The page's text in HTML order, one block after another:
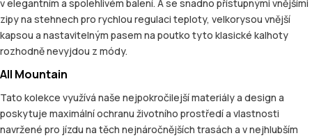
v elegantním a spolehlivém balení. A se snadno přístupnými vnějšími
zipy na stehnech pro rychlou regulaci teploty, velkorysou vnější
kapsou a nastavitelným pasem na poutko tyto klasické kalhoty
rozhodně nevyjdou z módy.
All Mountain
Tato kolekce využívá naše nejpokročilejší materiály a design a
poskytuje maximální ochranu životního prostředí a vlastnosti
navržené pro jízdu na těch nejnáročnějších trasách a v nejhlubším